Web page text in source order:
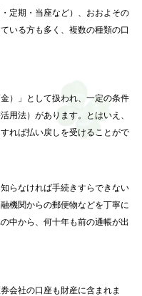
定期・当座など）、おおよその
いる方も多く、複数の種類の口
）」として扱われ、一定の条件
用法）があります。とはいえ、
れば払い戻しを受けることがで
らなければ手続きすらできない
機関からの郵便物などを丁寧に
中から、何十年も前の通帳が出
会社の口座も財産に含まれま